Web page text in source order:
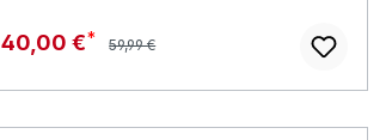
Verkaufspreis:
40,00 € Regulärer Preis:
59,99 €